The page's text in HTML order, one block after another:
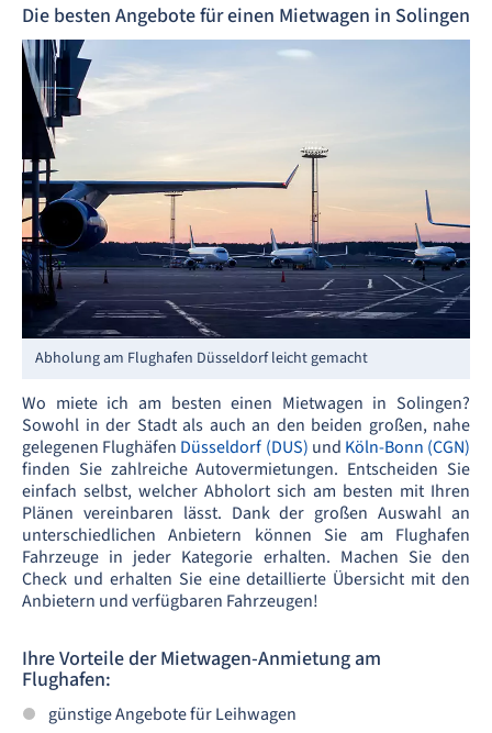
Die besten Angebote für einen Mietwagen in Solingen
Abholung am Flughafen Düsseldorf leicht gemacht
Wo miete ich am besten einen Mietwagen in Solingen?
Sowohl in der Stadt als auch an den beiden großen, nahe
gelegenen Flughäfen Düsseldorf (DUS) und Köln-Bonn (CGN)
finden Sie zahlreiche Autovermietungen. Entscheiden Sie
einfach selbst, welcher Abholort sich am besten mit Ihren
Plänen vereinbaren lässt. Dank der großen Auswahl an
unterschiedlichen Anbietern können Sie am Flughafen
Fahrzeuge in jeder Kategorie erhalten. Machen Sie den
Check und erhalten Sie eine detaillierte Übersicht mit den
Anbietern und verfügbaren Fahrzeugen!
Ihre Vorteile der Mietwagen-Anmietung am
Flughafen:
günstige Angebote für Leihwagen